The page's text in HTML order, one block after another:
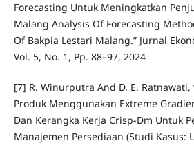
Forecasting Untuk Meningkatkan
Malang Analysis Of Forecasting
Of Bakpia Lestari Malang.” Jurnal
Vol. 5, No. 1, Pp. 88–97, 2024
[7] R. Winurputra And D. E. Ratnawati,
Produk Menggunakan Extreme
Dan Kerangka Kerja Crisp-Dm Untuk
Manajemen Persediaan (Studi Kasus: